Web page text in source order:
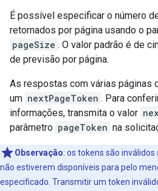
É possível especificar o número
retornados por página usando o
pageSize . O valor padrão é de
de previsão por página.
As respostas com várias páginas
um nextPageToken . Para
informações, transmita o valor
parâmetro pageToken na
Observação: os tokens são
não estiverem disponíveis para pelo
especificado. Transmitir um token